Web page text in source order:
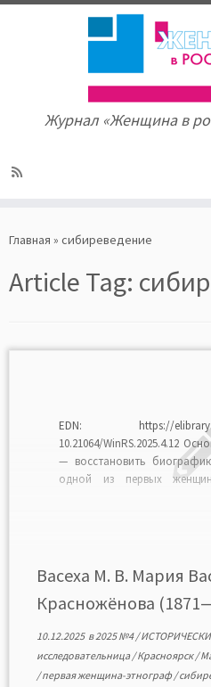
to
Журнал «Женщина в
Главная » сибиреведение
Article Tag:
EDN: https://
10.21064/WinRS.2025.4.12
— восстановить
одной из первых
Поставлена также
складывания
исследовательницы,
Васеха М. В. Мария
Красножёнова
10.12.2025в2025 №4/
исследовательница/Красноярск/
/первая женщина-этнограф /